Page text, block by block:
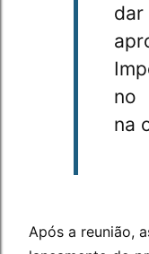
no
na
Após a reunião,